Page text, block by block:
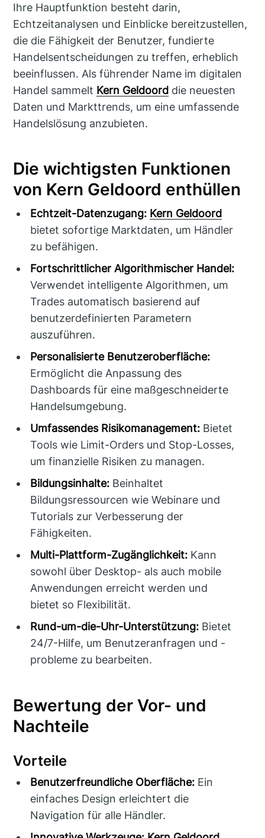
Ihre Hauptfunktion besteht darin,
Echtzeitanalysen und Einblicke bereitzustellen,
die die Fähigkeit der Benutzer, fundierte
Handelsentscheidungen zu treffen, erheblich
beeinflussen. Als führender Name im digitalen
Handel sammelt Kern Geldoord die neuesten
Daten und Markttrends, um eine umfassende
Handelslösung anzubieten.
Die wichtigsten Funktionen
von Kern Geldoord enthüllen
Echtzeit-Datenzugang: Kern Geldoord
bietet sofortige Marktdaten, um Händler
zu befähigen.
Fortschrittlicher Algorithmischer Handel:
Verwendet intelligente Algorithmen, um
Trades automatisch basierend auf
benutzerdefinierten Parametern
auszuführen.
Personalisierte Benutzeroberfläche:
Ermöglicht die Anpassung des
Dashboards für eine maßgeschneiderte
Handelsumgebung.
Umfassendes Risikomanagement: Bietet
Tools wie Limit-Orders und Stop-Losses,
um finanzielle Risiken zu managen.
Bildungsinhalte: Beinhaltet
Bildungsressourcen wie Webinare und
Tutorials zur Verbesserung der
Fähigkeiten.
Multi-Plattform-Zugänglichkeit: Kann
sowohl über Desktop- als auch mobile
Anwendungen erreicht werden und
bietet so Flexibilität.
Rund-um-die-Uhr-Unterstützung: Bietet
24/7-Hilfe, um Benutzeranfragen und -
probleme zu bearbeiten.
Bewertung der Vor- und
Nachteile
Vorteile
Benutzerfreundliche Oberfläche: Ein
einfaches Design erleichtert die
Navigation für alle Händler.